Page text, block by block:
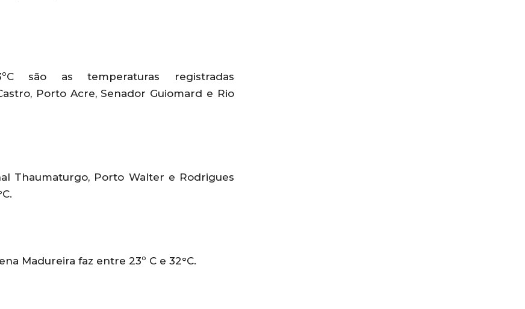
são as temperaturas registradas
Porto Acre, Senador Guiomard e Rio
Thaumaturgo, Porto Walter e Rodrigues
Madureira faz entre 23º C e 32°C.